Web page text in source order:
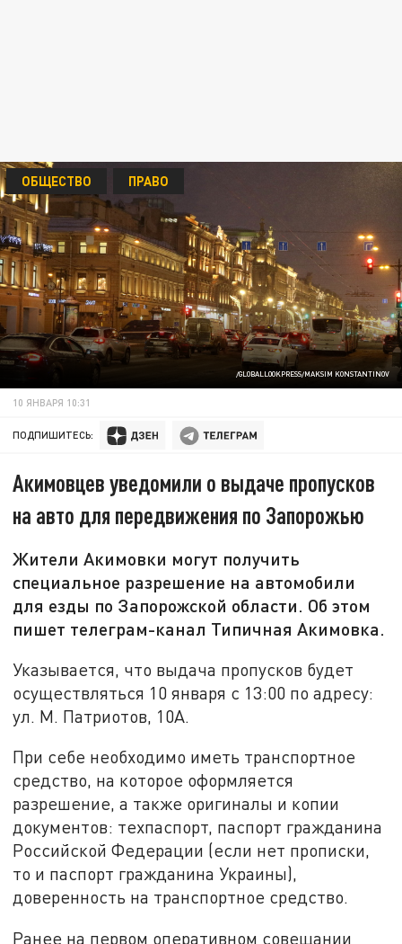
/GLOBALLOOKPRESS/MAKSIM KONSTANTINOV
ОБЩЕСТВО ПРАВО
10 ЯНВАРЯ 10:31
ПОДПИШИТЕСЬ:
Акимовцев уведомили о выдаче пропусков
на авто для передвижения по Запорожью
Жители Акимовки могут получить
специальное разрешение на автомобили
для езды по Запорожской области. Об этом
пишет телеграм-канал Типичная Акимовка.
Указывается, что выдача пропусков будет
осуществляться 10 января с 13:00 по адресу:
ул. М. Патриотов, 10А.
При себе необходимо иметь транспортное
средство, на которое оформляется
разрешение, а также оригиналы и копии
документов: техпаспорт, паспорт гражданина
Российской Федерации (если нет прописки,
то и паспорт гражданина Украины),
доверенность на транспортное средство.
Ранее на первом оперативном совещании